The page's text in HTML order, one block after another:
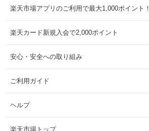
楽天市場アプリのご利用で最大1,000ポイント！
楽天カード新規入会で2,000ポイント
安心・安全への取り組み
ご利用ガイド
ヘルプ
楽天市場トップ